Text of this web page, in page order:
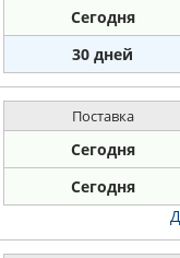
Сегодня
30 дней
Поставка
Сегодня
Сегодня